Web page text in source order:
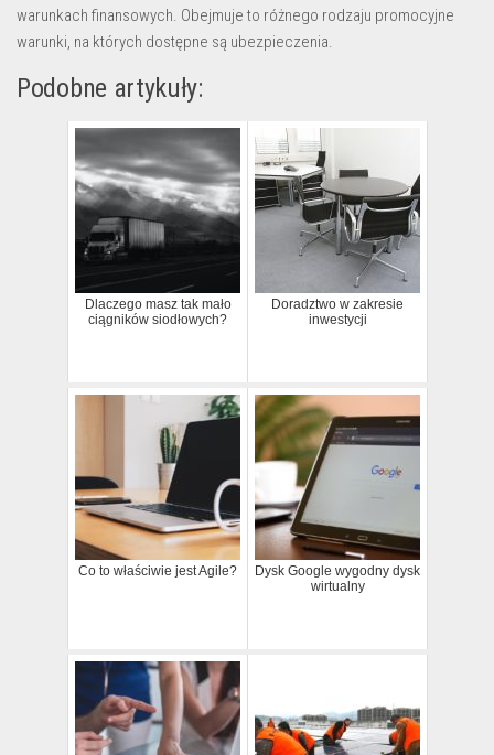
warunkach finansowych. Obejmuje to różnego rodzaju promocyjne
warunki, na których dostępne są ubezpieczenia.
Podobne artykuły:
Dlaczego masz tak mało
ciągników siodłowych?
Doradztwo w zakresie
inwestycji
Co to właściwie jest Agile?
Dysk Google wygodny dysk
wirtualny